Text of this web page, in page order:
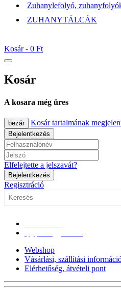
Zuhanylefolyó,
ZUHANYTÁLCÁK
Kosár - 0 Ft
Kosár
A kosara még üres
bezár Kosár tartalmának
Bejelentkezés
Elfelejtette a jelszavát?
Bejelentkezés
Regisztráció
Webshop
Vásárlási, szállítási
Elérhetőség, átvételi pont